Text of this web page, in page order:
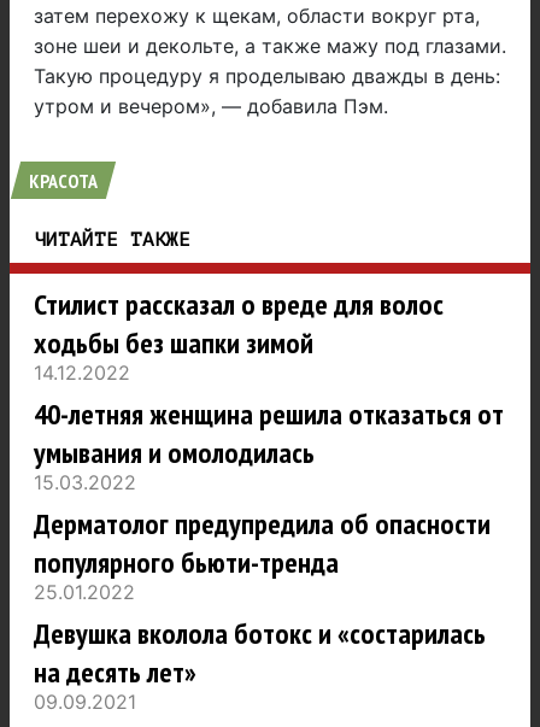
затем перехожу к щекам, области вокруг рта,
зоне шеи и декольте, а также мажу под глазами.
Такую процедуру я проделываю дважды в день:
утром и вечером», — добавила Пэм.
КРАСОТА
ЧИТАЙТЕ ТАКЖЕ
Стилист рассказал о вреде для волос
ходьбы без шапки зимой
14.12.2022
40-летняя женщина решила отказаться от
умывания и омолодилась
15.03.2022
Дерматолог предупредила об опасности
популярного бьюти-тренда
25.01.2022
Девушка вколола ботокс и «состарилась
на десять лет»
09.09.2021